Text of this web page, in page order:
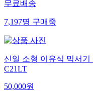
무료배송
7,197명구매중
신일 소형 이유식 믹서
C21LT
50,000원